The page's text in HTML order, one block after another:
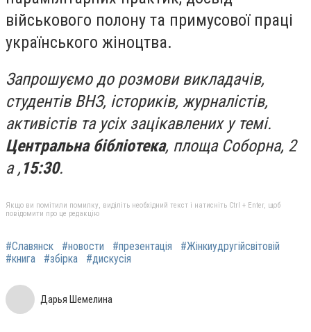
військового полону та примусової праці
українського жіноцтва.
Запрошуємо до розмови викладачів,
студентів ВНЗ, істориків, журналістів,
активістів та усіх зацікавлених у темі.
Центральна бібліотека, площа Соборна, 2
а , 15:30.
Якщо ви помітили помилку, виділіть необхідний текст і натисніть Ctrl + Enter, щоб
повідомити про це редакцію
#Славянск #новости #презентація
#Жінкиудругійсвітовій
#книга
#збірка #дискусія
Дарья Шемелина